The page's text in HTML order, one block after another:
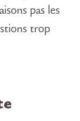
pas les
trop